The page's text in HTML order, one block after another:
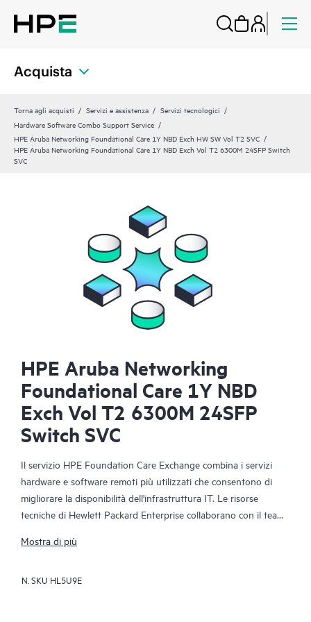
Acquista
Torna agli acquisti Servizi e assistenza
Servizi tecnologici
Hardware Software Combo Support Service
HPE Aruba Networking Foundational Care 1Y NBD Exch HW SW Vol T2 SVC
HPE Aruba Networking Foundational Care 1Y NBD Exch Vol T2 6300M 24SFP Switch
SVC
HPE Aruba Networking
Foundational Care 1Y NBD
Exch Vol T2 6300M 24SFP
Switch SVC
Il servizio HPE Foundation Care Exchange combina i servizi
hardware e software remoti più utilizzati che consentono di
migliorare la disponibilità dell'infrastruttura IT. Le risorse
tecniche di Hewlett Packard Enterprise collaborano con il team
relativi ai prodotti di rete HPE.
La sostituzione dell'hardware offre un servizio rapido e
Mostra di più
N. SKU HL5U9E